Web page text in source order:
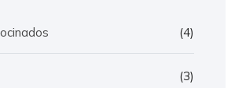
(4)
(3)